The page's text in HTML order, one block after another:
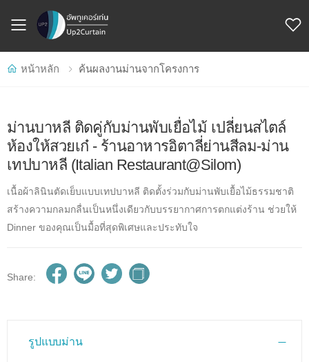
Toggle mobile menu
หน้าหลัก ค้นผลงานม่านจากโครงการ
ม่านบาหลี ติดคู่กับม่านพับเยื่อไม้ เปลี่ยนสไตล์
ห้องให้สวยเก๋ - ร้านอาหารอิตาลี่ย่านสีลม-ม่าน
เทปบาหลี (Italian Restaurant@Silom)
เนื้อผ้าลินินตัดเย็บแบบเทปบาหลี ติดตั้งร่วมกับม่านพับเยื้อไม้ธรรมชาติ
สร้างความกลมกลื่นเป็นหนึ่งเดียวกับบรรยากาศการตกแต่งร้าน ช่วยให้
Dinner ของคุณเป็นมื้อที่สุดพิเศษและประทับใจ
Share:
รูปแบบม่าน